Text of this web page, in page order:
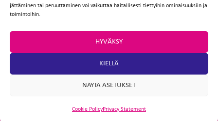
jättäminen tai peruuttaminen voi vaikuttaa haitallisesti tiettyihin ominaisuuksiin ja
toimintoihin.
HYVÄKSY
KIELLÄ
NÄYTÄ ASETUKSET
Cookie PolicyPrivacy Statement